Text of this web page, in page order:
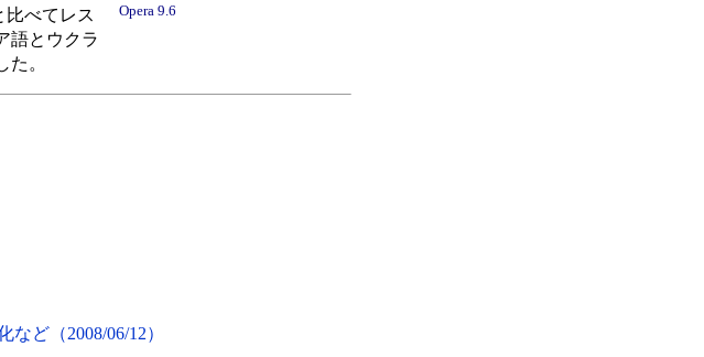
Opera 9.6
比べてレス
語とウクラ
。
ど（2008/06/12）